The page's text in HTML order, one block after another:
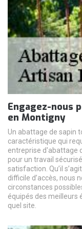
Engagez-nous
en Montigny
Un abattage de sapin
caractéristique qui
entreprise d'abattage
pour un travail
satisfaction. Qu’il
difficile d’accès, nous
circonstances
équipés des meilleurs
quel site.